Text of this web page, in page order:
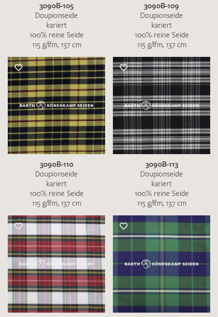
3090B-105
Doupionseide
kariert
100% reine Seide
115 g/lfm, 137 cm
3090B-109
Doupionseide
kariert
100% reine Seide
115 g/lfm, 137 cm
3090B-110
Doupionseide
kariert
100% reine Seide
115 g/lfm, 137 cm
3090B-113
Doupionseide
kariert
100% reine Seide
115 g/lfm, 137 cm